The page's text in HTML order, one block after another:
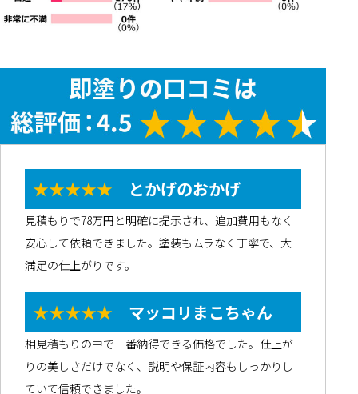
★★★★★ とかげのおかげ
見積もりで78万円と明確に提示され、追加費用もなく
安心して依頼できました。塗装もムラなく丁寧で、大
満足の仕上がりです。
★★★★★ マッコリまこちゃん
相見積もりの中で一番納得できる価格でした。仕上が
りの美しさだけでなく、説明や保証内容もしっかりし
ていて信頼できました。